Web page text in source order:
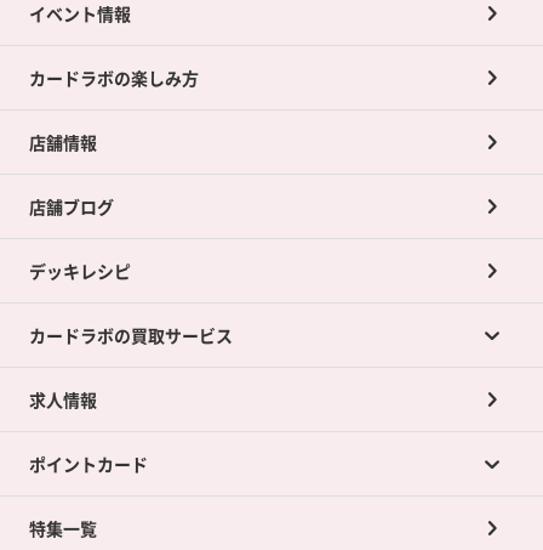
イベント情報
カードラボの楽しみ方
店舗情報
店舗ブログ
デッキレシピ
カードラボの買取サービス
カードラボの買取サービスTOP
店舗買取について
ネット買取について
求人情報
ポイントカード
ポイントカードTOP
特集一覧